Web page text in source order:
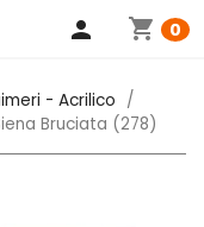
shopping_cart 0
person
- Acrilico
Bruciata (278)